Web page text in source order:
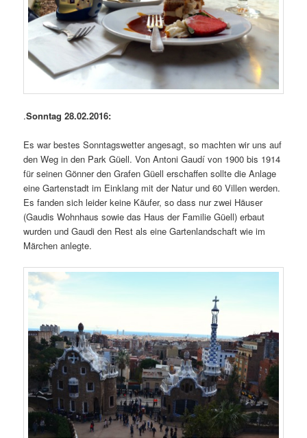
.Sonntag 28.02.2016:
Es war bestes Sonntagswetter angesagt, so machten wir uns auf
den Weg in den Park Güell. Von Antoni Gaudí von 1900 bis 1914
für seinen Gönner den Grafen Güell erschaffen sollte die Anlage
eine Gartenstadt im Einklang mit der Natur und 60 Villen werden.
Es fanden sich leider keine Käufer, so dass nur zwei Häuser
(Gaudis Wohnhaus sowie das Haus der Familie Güell) erbaut
wurden und Gaudi den Rest als eine Gartenlandschaft wie im
Märchen anlegte.